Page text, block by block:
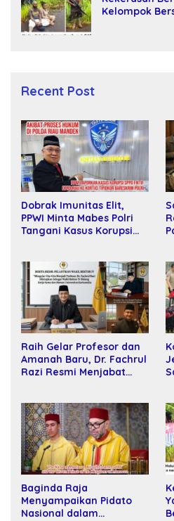
Kelompok
Recent Post
Dobrak Imunitas Elit,
PPWI Minta Mabes Polri
Tangani Kasus Korupsi
Raih Gelar Profesor dan
Amanah Baru, Dr. Fachrul
Razi Resmi Menjabat
Baginda Raja
Menyampaikan Pidato
Nasional dalam